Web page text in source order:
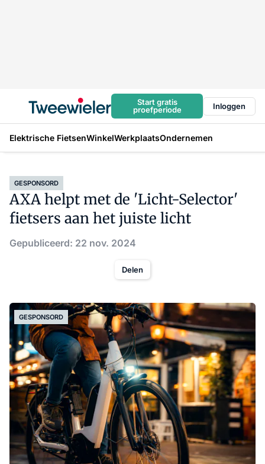
Start gratis
proefperiode
Inloggen
Elektrische FietsenWinkelWerkplaatsOndernemen
GESPONSORD
AXA helpt met de 'Licht-Selector'
fietsers aan het juiste licht
Gepubliceerd: 22 nov. 2024
Delen
GESPONSORD